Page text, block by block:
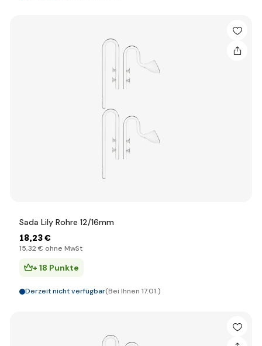
Sada Lily Rohre 12/16mm
18,23 €
15,32 € ohne MwSt
+ 18 Punkte
Derzeit nicht verfügbar(Bei Ihnen 17.01.)